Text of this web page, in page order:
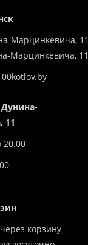
Марцинкевича, 11
Марцинкевича, 11
11
20.00
корзину